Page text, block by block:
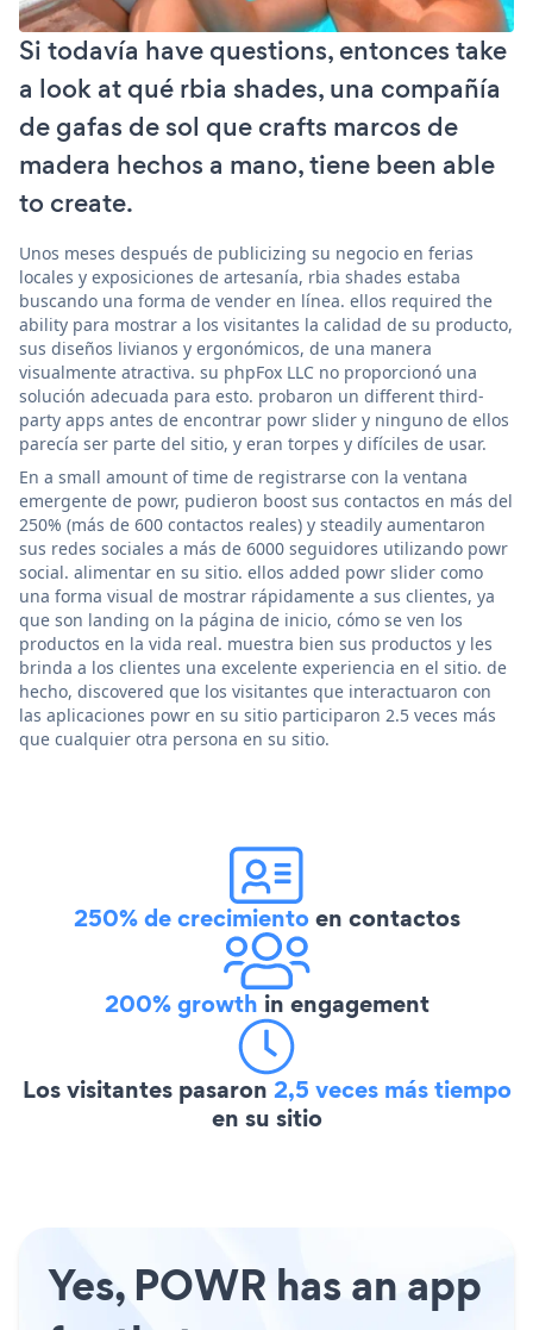
Si todavía have questions, entonces take
a look at qué rbia shades, una compañía
de gafas de sol que crafts marcos de
madera hechos a mano, tiene been able
to create.
Unos meses después de publicizing su negocio en ferias
locales y exposiciones de artesanía, rbia shades estaba
buscando una forma de vender en línea. ellos required the
ability para mostrar a los visitantes la calidad de su producto,
sus diseños livianos y ergonómicos, de una manera
visualmente atractiva. su phpFox LLC no proporcionó una
solución adecuada para esto. probaron un different third-
party apps antes de encontrar powr slider y ninguno de ellos
parecía ser parte del sitio, y eran torpes y difíciles de usar.
En a small amount of time de registrarse con la ventana
emergente de powr, pudieron boost sus contactos en más del
250% (más de 600 contactos reales) y steadily aumentaron
sus redes sociales a más de 6000 seguidores utilizando powr
social. alimentar en su sitio. ellos added powr slider como
una forma visual de mostrar rápidamente a sus clientes, ya
que son landing on la página de inicio, cómo se ven los
productos en la vida real. muestra bien sus productos y les
brinda a los clientes una excelente experiencia en el sitio. de
hecho, discovered que los visitantes que interactuaron con
las aplicaciones powr en su sitio participaron 2.5 veces más
que cualquier otra persona en su sitio.
250% de crecimientoen contactos
200% growth in engagement
Los visitantes pasaron 2,5 veces más tiempo
en su sitio
Yes, POWR has an app